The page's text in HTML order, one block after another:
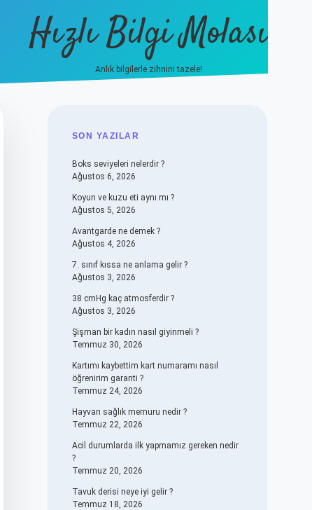
Hızlı Bilgi Molası
Anlık bilgilerle zihnini tazele!
SIDEBAR
SON YAZILAR
Boks seviyeleri nelerdir ?
Ağustos 6, 2026
Koyun ve kuzu eti aynı mı ?
Ağustos 5, 2026
Avantgarde ne demek ?
Ağustos 4, 2026
7. sınıf kıssa ne anlama gelir ?
Ağustos 3, 2026
38 cmHg kaç atmosferdir ?
Ağustos 3, 2026
Şişman bir kadın nasıl giyinmeli ?
Temmuz 30, 2026
Kartımı kaybettim kart numaramı nasıl
öğrenirim garanti ?
Temmuz 24, 2026
Hayvan sağlık memuru nedir ?
Temmuz 22, 2026
Acil durumlarda ilk yapmamız gereken nedir
?
Temmuz 20, 2026
Tavuk derisi neye iyi gelir ?
Temmuz 18, 2026